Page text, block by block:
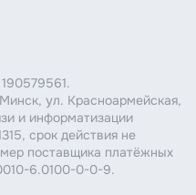
ул. Красноармейская,
и информатизации
срок действия не
поставщика платёжных
6.0100-0-0-9.